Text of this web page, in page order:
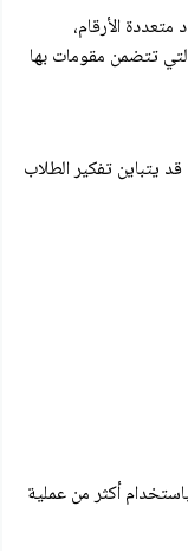
الأرقام،
تتضمن مقومات بها
يتباين تفكير الطلاب
أكثر من عملية